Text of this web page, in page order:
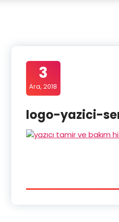
3
Ara, 2018
logo-yazici-